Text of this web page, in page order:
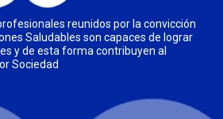
reunidos por la convicción
Saludables son capaces de lograr
y de esta forma contribuyen al
Sociedad